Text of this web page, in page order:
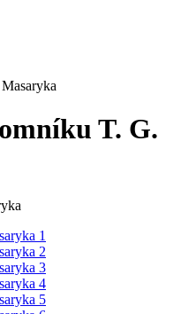
T. G.